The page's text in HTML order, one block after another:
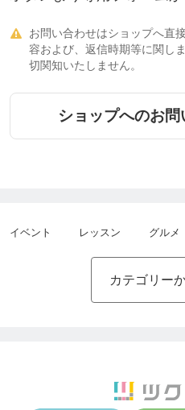

お問い合わせはショップへ直
容および、返信時期等に関し
切関知いたしません。
ショップへのお
イベント レッスン グルメ
カテゴリー